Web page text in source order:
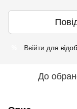
Ввійти для
До